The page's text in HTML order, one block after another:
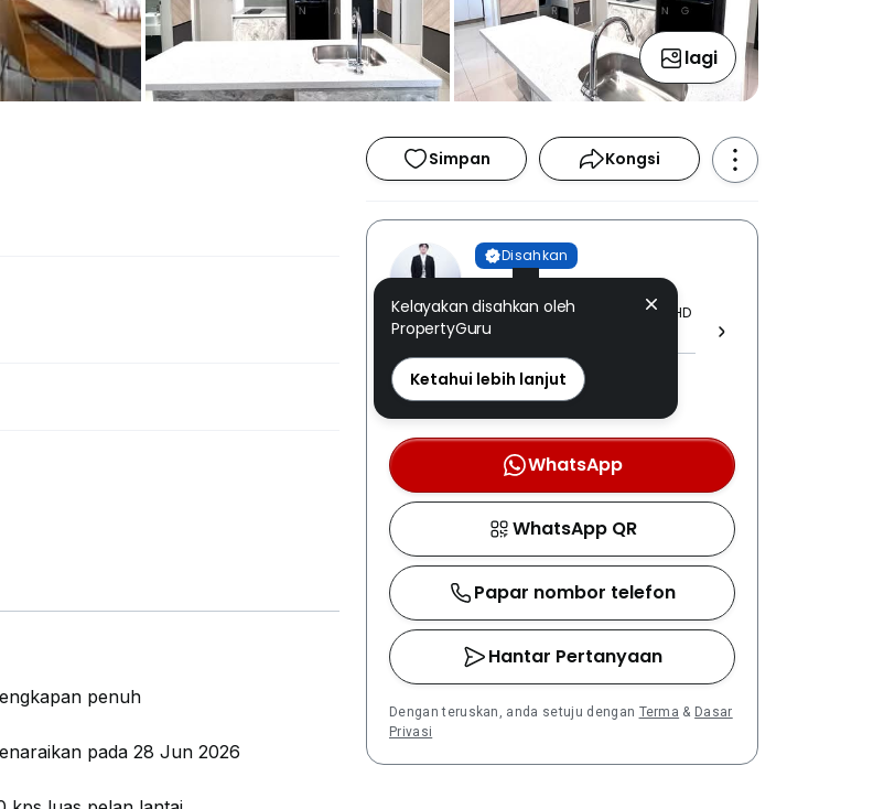
lagi
penuh
pada 28 Jun 2026
Simpan Kongsi
Disahkan
Kerwin Ang
MCENTURY PROPERTIES SDN BHD
[ E (1) 1862 ]
REN: 65809 disahkan
Nombor berdaftar LPEPH
WhatsApp
WhatsApp QR
Papar nombor telefon
Hantar Pertanyaan
Dengan teruskan, anda setuju dengan Terma & Dasar
Privasi
Kelayakan disahkan oleh
PropertyGuru
Ketahui lebih lanjut